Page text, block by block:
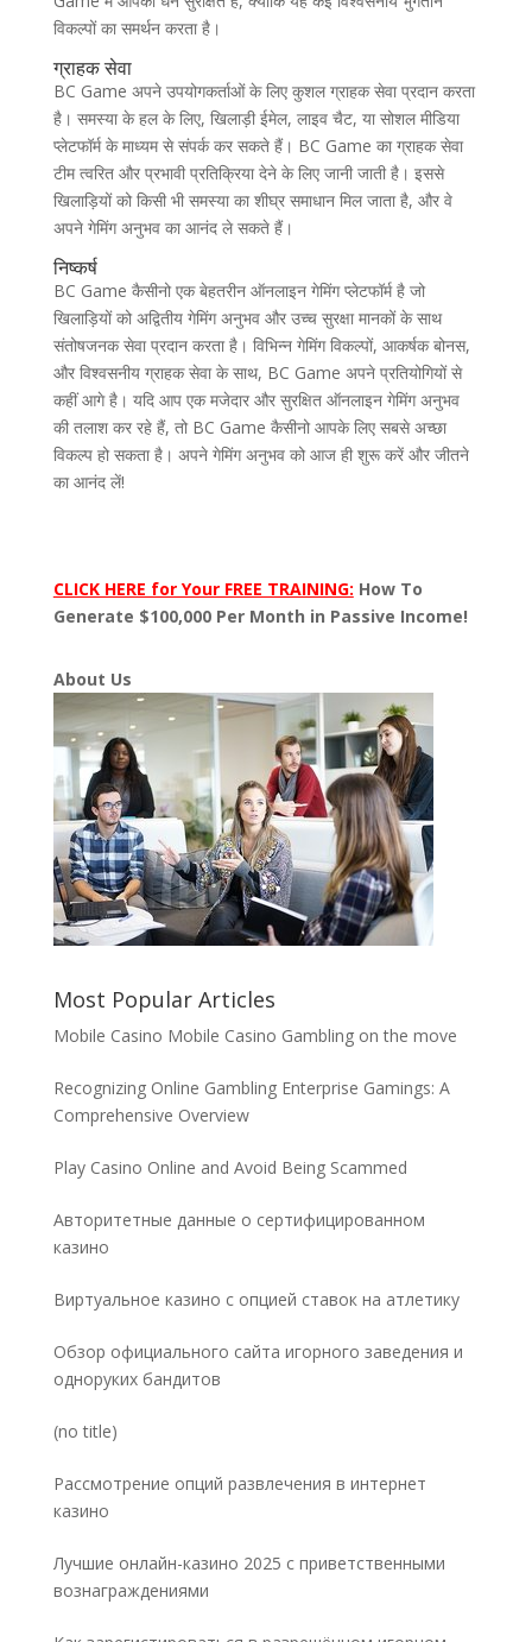
विकल्पों का समर्थन करता है।
ग्राहक सेवा
BC Game अपने उपयोगकर्ताओं के लिए कुशल ग्राहक सेवा प्रदान करता
है। समस्या के हल के लिए, खिलाड़ी ईमेल, लाइव चैट, या सोशल मीडिया
प्लेटफॉर्म के माध्यम से संपर्क कर सकते हैं। BC Game का ग्राहक सेवा
टीम त्वरित और प्रभावी प्रतिक्रिया देने के लिए जानी जाती है। इससे
खिलाड़ियों को किसी भी समस्या का शीघ्र समाधान मिल जाता है, और वे
अपने गेमिंग अनुभव का आनंद ले सकते हैं।
निष्कर्ष
BC Game कैसीनो एक बेहतरीन ऑनलाइन गेमिंग प्लेटफॉर्म है जो
खिलाड़ियों को अद्वितीय गेमिंग अनुभव और उच्च सुरक्षा मानकों के साथ
संतोषजनक सेवा प्रदान करता है। विभिन्न गेमिंग विकल्पों, आकर्षक बोनस,
और विश्वसनीय ग्राहक सेवा के साथ, BC Game अपने प्रतियोगियों से
कहीं आगे है। यदि आप एक मजेदार और सुरक्षित ऑनलाइन गेमिंग अनुभव
की तलाश कर रहे हैं, तो BC Game कैसीनो आपके लिए सबसे अच्छा
विकल्प हो सकता है। अपने गेमिंग अनुभव को आज ही शुरू करें और जीतने
का आनंद लें!
CLICK HERE for Your FREE TRAINING: How To
Generate $100,000 Per Month in Passive Income!
About Us
Most Popular Articles
Mobile Casino Mobile Casino Gambling on the move
Recognizing Online Gambling Enterprise Gamings: A
Comprehensive Overview
Play Casino Online and Avoid Being Scammed
Авторитетные данные о сертифицированном
казино
Виртуальное казино с опцией ставок на атлетику
Обзор официального сайта игорного заведения и
одноруких бандитов
(no title)Post
Рассмотрение опций развлечения в интернет
казино
Лучшие онлайн-казино 2025 с приветственными
вознаграждениями